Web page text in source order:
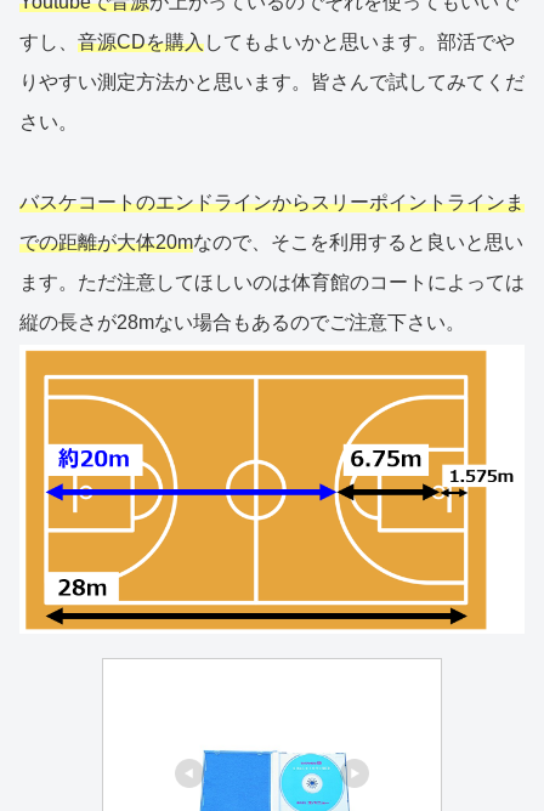
すし、 音源CDを購入してもよいかと思います。部活でや
りやすい測定方法かと思います。皆さんで試してみてくだ
さい。
バスケコートのエンドラインからスリーポイントラインま
での距離が大体20mなので、そこを利用すると良いと思い
ます。ただ注意してほしいのは体育館のコートによっては
縦の長さが28mない場合もあるのでご注意下さい。